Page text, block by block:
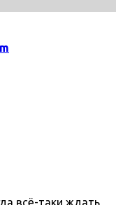
всё-таки ждать